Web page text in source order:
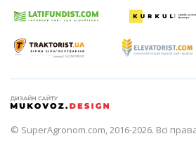
© SuperAgronom.com, 2016-2026. Всі